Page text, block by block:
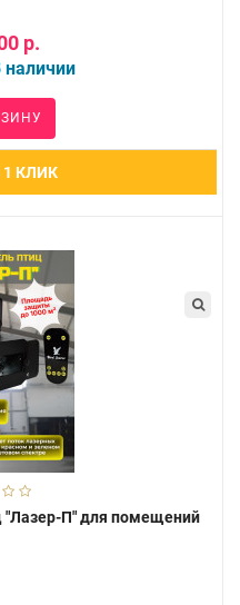
р.
наличии
1 КЛИК
"Лазер-П" для помещений